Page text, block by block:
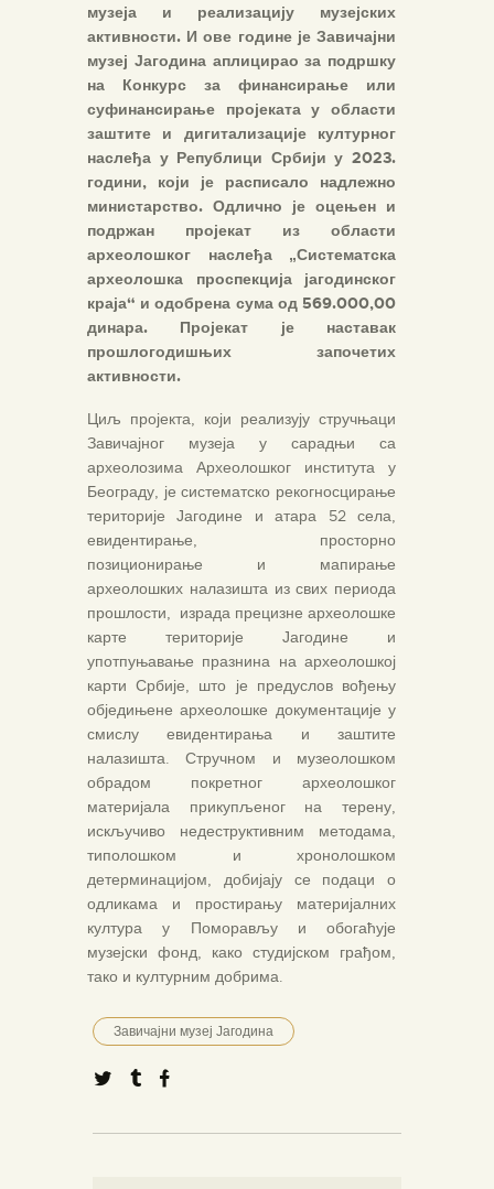
музеја и реализацију музејских
активности. И ове године је Завичајни
музеј Јагодина аплицирао за подршку
на Конкурс за финансирање или
суфинансирање пројеката у области
заштите и дигитализације културног
наслеђа у Републици Србији у 2023.
години, који је расписало надлежно
министарство. Одлично је оцењен и
подржан пројекат из области
археолошког наслеђа „Систематска
археолошка проспекција јагодинског
краја“ и одобрена сума од 569.000,00
динара. Пројекат је наставак
прошлогодишњих започетих
активности.
Циљ пројекта, који реализују стручњаци
Завичајног музеја у сарадњи са
археолозима Археолошког института у
Београду, је систематско рекогносцирање
територије Јагодине и атара 52 села,
евидентирање, просторно
позиционирање и мапирање
археолошких налазишта из свих периода
прошлости, израда прецизне археолошке
карте територије Јагодине и
употпуњавање празнина на археолошкој
карти Србије, што је предуслов вођењу
обједињене археолошке документације у
смислу евидентирања и заштите
налазишта. Стручном и музеолошком
обрадом покретног археолошког
материјала прикупљеног на терену,
искључиво недеструктивним методама,
типолошком и хронолошком
детерминацијом, добијају се подаци о
одликама и простирању материјалних
култура у Поморављу и обогаћује
музејски фонд, како студијском грађом,
тако и културним добрима.
Завичајни музеј Јагодина